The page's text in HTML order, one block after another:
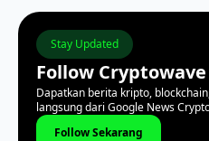
Stay Updated
Follow
Dapatkan berita kripto,
langsung dari Google News
Follow Sekarang